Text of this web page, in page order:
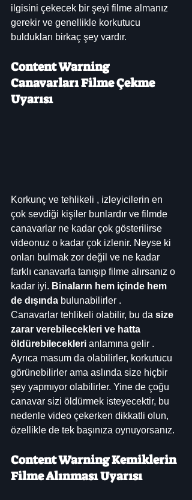
ilgisini çekecek bir şeyi filme almanız
gerekir ve genellikle korkutucu
buldukları birkaç şey vardır.
Content Warning
Canavarları Filme Çekme
Uyarısı
Korkunç ve tehlikeli , izleyicilerin en
çok sevdiği kişiler bunlardır ve filmde
canavarlar ne kadar çok gösterilirse
videonuz o kadar çok izlenir. Neyse ki
onları bulmak zor değil ve ne kadar
farklı canavarla tanışıp filme alırsanız o
kadar iyi. Binaların hem içinde hem
de dışında bulunabilirler .
Canavarlar tehlikeli olabilir, bu da size
zarar verebilecekleri ve hatta
öldürebilecekleri anlamına gelir .
Ayrıca masum da olabilirler, korkutucu
görünebilirler ama aslında size hiçbir
şey yapmıyor olabilirler. Yine de çoğu
canavar sizi öldürmek isteyecektir, bu
nedenle video çekerken dikkatli olun,
özellikle de tek başınıza oynuyorsanız.
Content Warning Kemiklerin
Filme Alınması Uyarısı